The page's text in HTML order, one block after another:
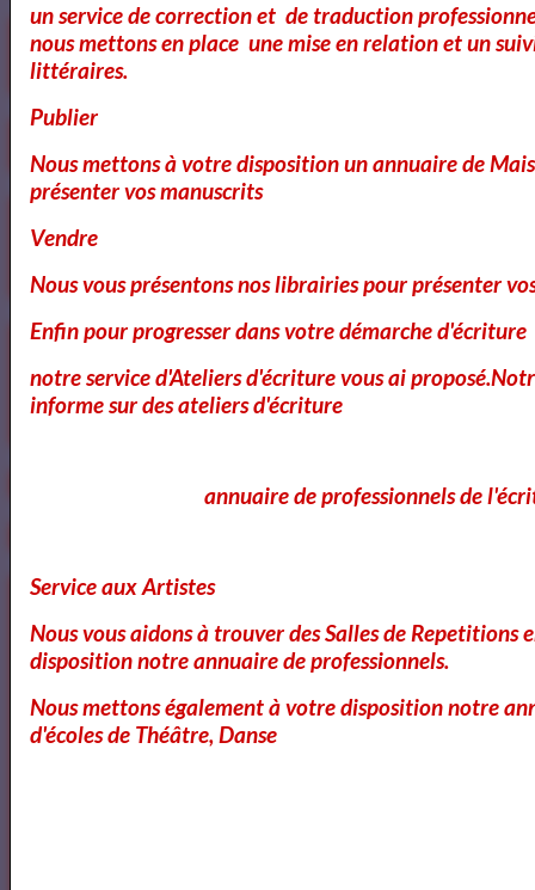
les evenements du jour
La Newsletter du Boudoir
Annonce Publicitaire
un service de correction et de traduction
nous mettons en place une mise en relation et un
littéraires.
Publier
Nous mettons à votre disposition un annuaire de
présenter vos manuscrits
Vendre
Nous vous présentons nos librairies pour présenter
Enfin pour progresser dans votre démarche d'écriture
notre service d'Ateliers d'écriture vous ai
informe sur des ateliers d'écriture
annuaire de professionnels de
Service aux Artistes
Nous vous aidons à trouver des Salles de Repetitions
disposition notre annuaire de professionnels.
Nous mettons également à votre disposition notre
d'écoles de Théâtre, Danse